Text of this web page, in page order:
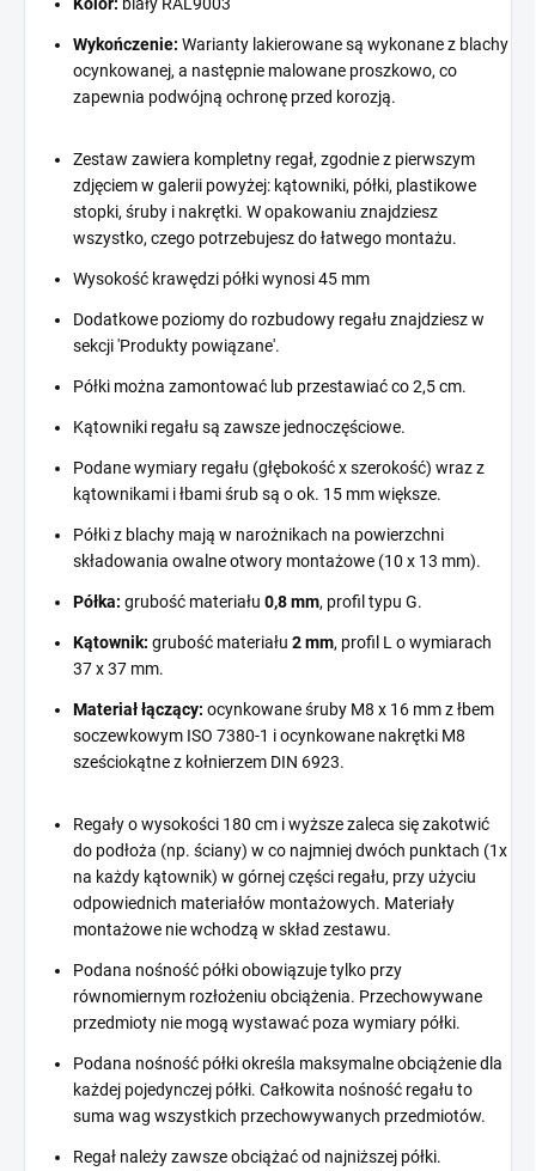
Wykończenie: Warianty lakierowane są wykonane z blachy
ocynkowanej, a następnie malowane proszkowo, co
zapewnia podwójną ochronę przed korozją.
Zestaw zawiera kompletny regał, zgodnie z pierwszym
zdjęciem w galerii powyżej: kątowniki, półki, plastikowe
stopki, śruby i nakrętki. W opakowaniu znajdziesz
wszystko, czego potrzebujesz do łatwego montażu.
Wysokość krawędzi półki wynosi 45 mm
Dodatkowe poziomy do rozbudowy regału znajdziesz w
sekcji 'Produkty powiązane'.
Półki można zamontować lub przestawiać co 2,5 cm.
Kątowniki regału są zawsze jednoczęściowe.
Podane wymiary regału (głębokość x szerokość) wraz z
kątownikami i łbami śrub są o ok. 15 mm większe.
Półki z blachy mają w narożnikach na powierzchni
składowania owalne otwory montażowe (10 x 13 mm).
Półka: grubość materiału 0,8 mm, profil typu G.
Kątownik: grubość materiału 2 mm, profil L o wymiarach
37 x 37 mm.
Materiał łączący: ocynkowane śruby M8 x 16 mm z łbem
soczewkowym ISO 7380-1 i ocynkowane nakrętki M8
sześciokątne z kołnierzem DIN 6923.
Regały o wysokości 180 cm i wyższe zaleca się zakotwić
do podłoża (np. ściany) w co najmniej dwóch punktach (1x
na każdy kątownik) w górnej części regału, przy użyciu
odpowiednich materiałów montażowych. Materiały
montażowe nie wchodzą w skład zestawu.
Podana nośność półki obowiązuje tylko przy
równomiernym rozłożeniu obciążenia. Przechowywane
przedmioty nie mogą wystawać poza wymiary półki.
Podana nośność półki określa maksymalne obciążenie dla
każdej pojedynczej półki. Całkowita nośność regału to
suma wag wszystkich przechowywanych przedmiotów.
Regał należy zawsze obciążać od najniższej półki.